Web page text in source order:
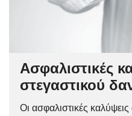
Ασφαλιστικές
στεγαστικού
Οι ασφαλιστικές